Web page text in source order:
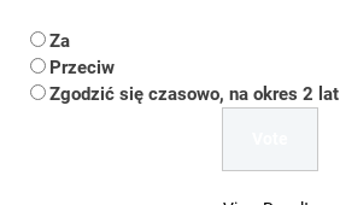
Za
Przeciw
Zgodzić się czasowo, na okres 2 lat